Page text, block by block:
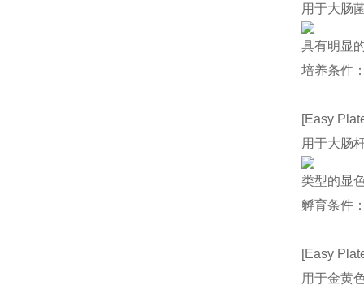
用于大肠
具有明显
培养条件
[Easy
用于大肠
类型的显
孵育条件
[Easy
用于金黄